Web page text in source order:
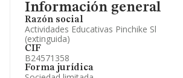
Información general
Razón social
Actividades Educativas Pinchike Sl
(extinguida)
CIF
B24571358
Forma jurídica
Artículos de prensa publicados
Información oficial y registral